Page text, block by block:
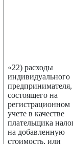
«22) расходы
индивидуального
предпринимателя,
состоящего на
регистрационном
учете в качестве
плательщика
на добавленную
стоимость, или